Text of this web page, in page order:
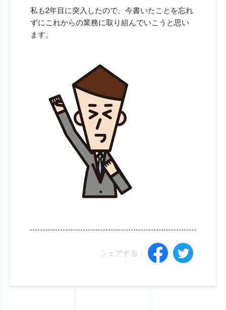
私も2年目に突入したので、今書いたことを忘れ
ずにこれからの業務に取り組んでいこうと思い
ます。
シェアする：